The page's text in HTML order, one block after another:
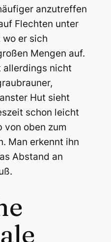
anzutreffen
Flechten unter
er sich
Mengen auf.
allerdings nicht
Hut sieht
schon leicht
von oben zum
Man erkennt ihn
Abstand an